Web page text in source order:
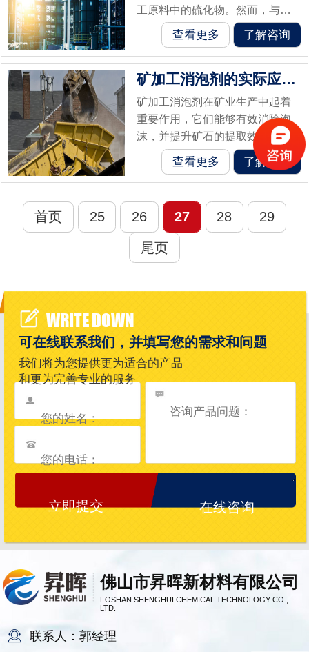
工原料中的硫化物。然而，与许
多液体处理过程一样，脱硫过程
中经常会遇到泡沫问题，这些泡
沫会妨碍脱硫剂与硫化物的充分
接触，降低脱...
查看更多 了解咨询
矿加工消泡剂的实际应用案例分析
矿加工消泡剂在矿业生产中起着
重要作用，它们能够有效消除泡
沫，并提升矿石的提取效率和产
品质量。案例一：金矿浮选过程
中的消泡剂应用在金矿浮选过程
这给提取金属...
查看更多 了解咨询
首页 25 26 27 28 29
尾页
佛山市昇晖新材料有限公司
FOSHAN SHENGHUI CHEMICAL TECHNOLOGY CO.,
LTD.
联系人：郭经理
WRITE DOWN
可在线联系我们，并填写您的需求和问题
我们将为您提供更为适合的产品
和更为完善专业的服务
在线咨询